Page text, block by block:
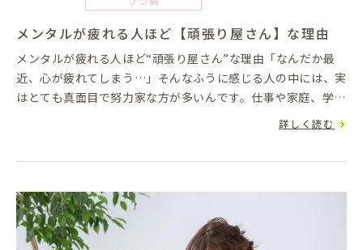
メンタルが疲れる人ほど【頑張り屋さん】な理由
メンタルが疲れる人ほど“頑張り屋さん”な理由「なんだか最
近、心が疲れてしまう…」そんなふうに感じる人の中には、実
はとても真面目で努力家な方が多いんです。仕事や家庭、学校
で「もっと頑張らなきゃ」と思うほど、心が追い詰められてし
詳しく読む